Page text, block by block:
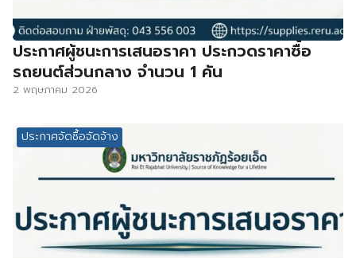
ประกาศผู้ชนะการเสนอราคา ประกวดราคาซื้อ
รถยนต์ส่วนกลาง จำนวน 1 คัน
2 พฤษภาคม 2026
ประกาศจัดซื้อจัดจ้าง